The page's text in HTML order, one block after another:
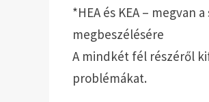
*HEA és KEA – megvan
megbeszélésére
A mindkét fél részéről
problémákat.